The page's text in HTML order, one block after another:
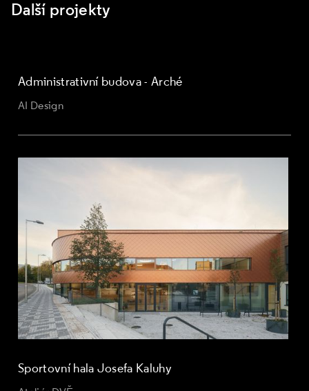
Další projekty
Administrativní budova - Arché
AI Design
Sportovní hala Josefa Kaluhy